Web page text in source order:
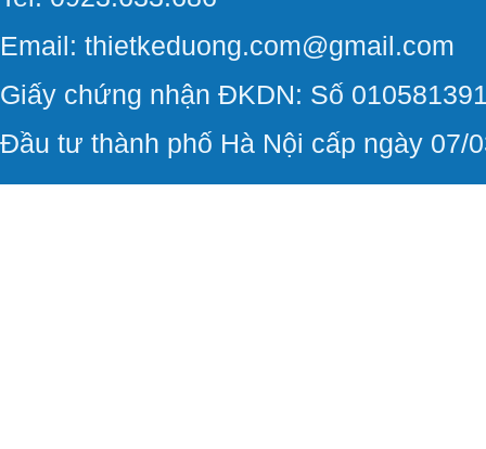
Email: thietkeduong.com@gmail.com
Giấy chứng nhận ĐKDN: Số
Đầu tư thành phố Hà Nội cấp ngày 07/